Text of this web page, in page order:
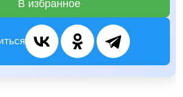
В избранное